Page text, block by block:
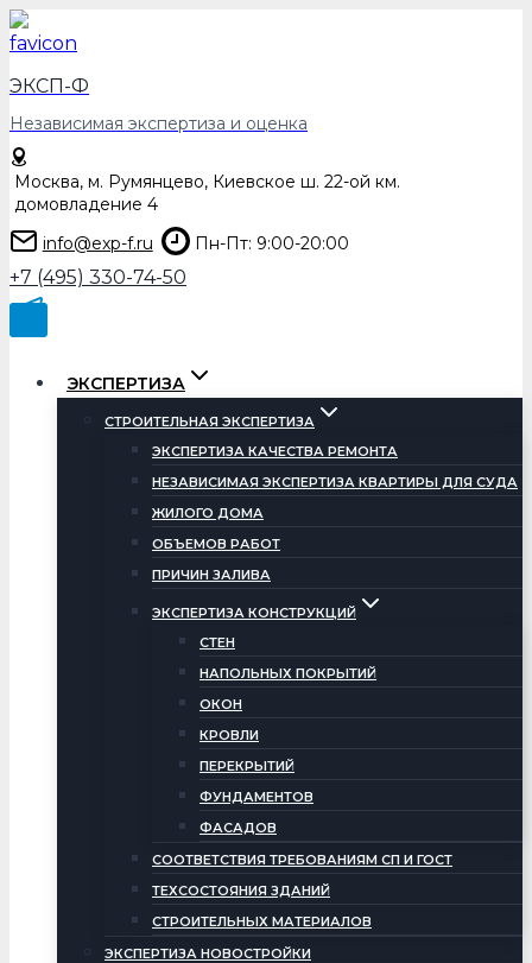
Перейти
к
содержимому
ЭКСП-Ф
Независимая экспертиза и оценка
Москва, м. Румянцево, Киевское ш. 22-ой км.
домовладение 4
info@exp-f.ru
Пн-Пт: 9:00-20:00
+7 (495) 330-74-50
ЭКСПЕРТИЗА
СТРОИТЕЛЬНАЯ ЭКСПЕРТИЗА
ЭКСПЕРТИЗА КАЧЕСТВА РЕМОНТА
НЕЗАВИСИМАЯ ЭКСПЕРТИЗА КВАРТИРЫ ДЛЯ СУДА
ЖИЛОГО ДОМА
ОБЪЕМОВ РАБОТ
ПРИЧИН ЗАЛИВА
ЭКСПЕРТИЗА КОНСТРУКЦИЙ
СТЕН
НАПОЛЬНЫХ ПОКРЫТИЙ
ОКОН
КРОВЛИ
ПЕРЕКРЫТИЙ
ФУНДАМЕНТОВ
ФАСАДОВ
СООТВЕТСТВИЯ ТРЕБОВАНИЯМ СП И ГОСТ
ТЕХСОСТОЯНИЯ ЗДАНИЙ
СТРОИТЕЛЬНЫХ МАТЕРИАЛОВ
ЭКСПЕРТИЗА НОВОСТРОЙКИ